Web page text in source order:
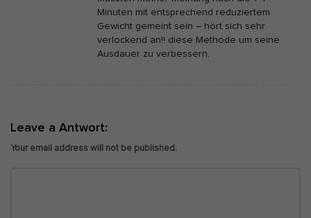
i
n
Minuten mit entsprechend reduziertem
Gewicht gemeint sein – hört sich sehr
verlockend an!! diese Methode um seine
Ausdauer zu verbessern.
Leave a Antwort:
Your email address will not be published.